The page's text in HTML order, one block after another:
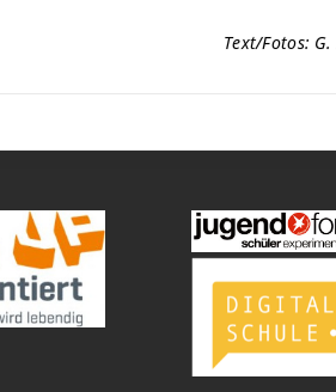
Text/Fotos: